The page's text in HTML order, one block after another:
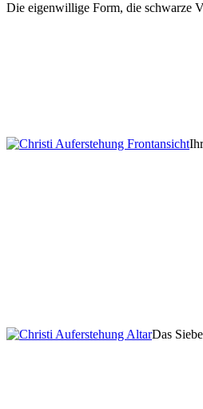
Die eigenwillige Form, die schwarze
Das